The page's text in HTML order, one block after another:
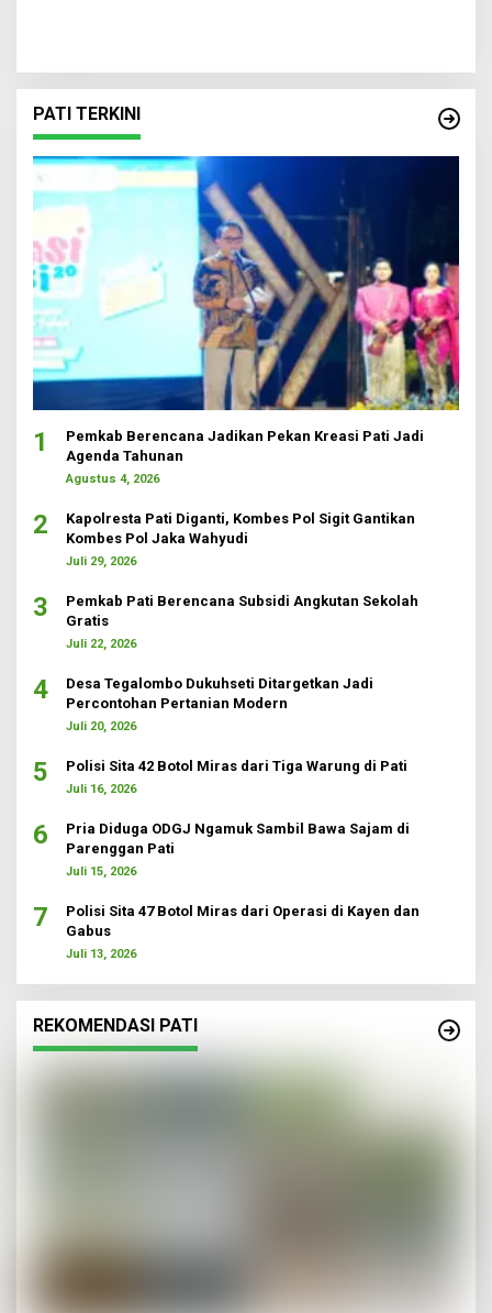
PATI TERKINI
1
Pemkab Berencana Jadikan Pekan Kreasi Pati Jadi
Agenda Tahunan
Agustus 4, 2026
2
Kapolresta Pati Diganti, Kombes Pol Sigit Gantikan
Kombes Pol Jaka Wahyudi
Juli 29, 2026
3
Pemkab Pati Berencana Subsidi Angkutan Sekolah
Gratis
Juli 22, 2026
4
Desa Tegalombo Dukuhseti Ditargetkan Jadi
Percontohan Pertanian Modern
Juli 20, 2026
5 Polisi Sita 42 Botol Miras dari Tiga Warung di Pati
Juli 16, 2026
6
Pria Diduga ODGJ Ngamuk Sambil Bawa Sajam di
Parenggan Pati
Juli 15, 2026
7
Polisi Sita 47 Botol Miras dari Operasi di Kayen dan
Gabus
Juli 13, 2026
REKOMENDASI PATI